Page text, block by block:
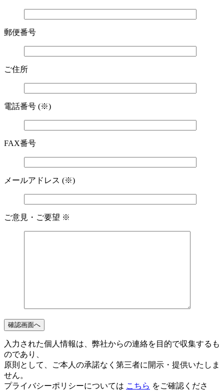
郵便番号
ご住所
電話番号 (※)
FAX番号
メールアドレス (※)
ご意見・ご要望 ※
入力された個人情報は、弊社からの連絡を目的で収集するも
のであり、
原則として、ご本人の承諾なく第三者に開示・提供いたしま
せん。
プライバシーポリシーについては こちら をご確認くださ